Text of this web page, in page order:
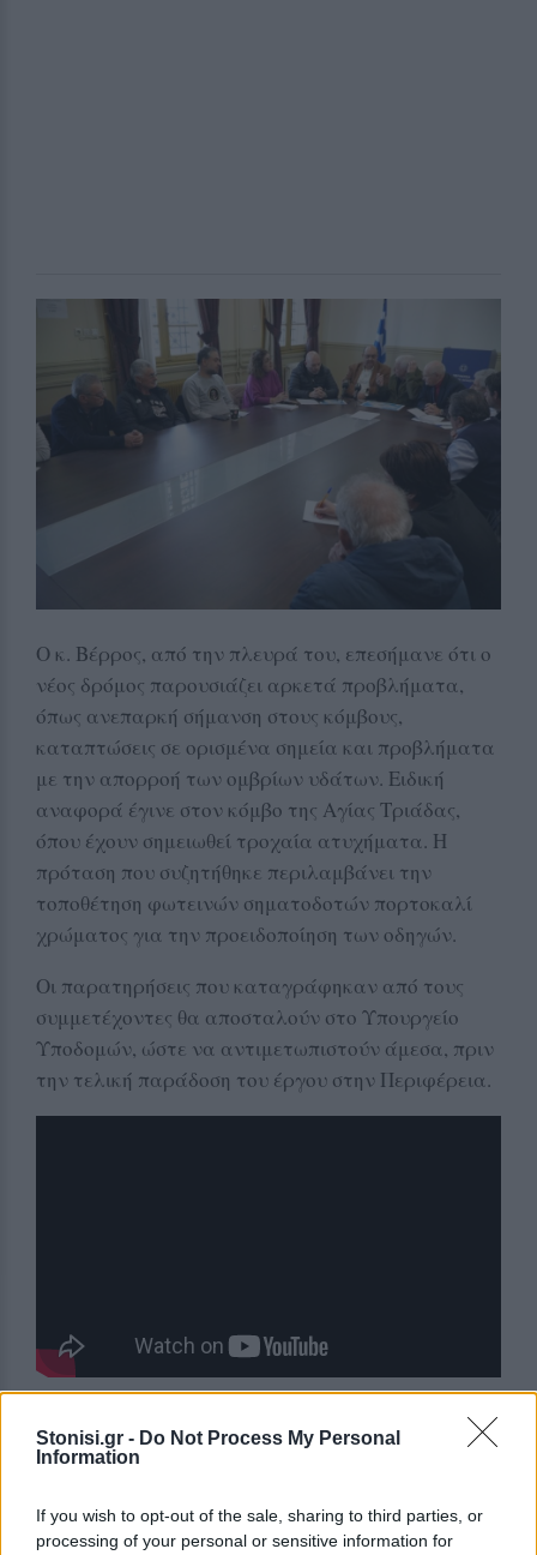
Stonisi.gr - Do Not Process My Personal
Information
If you wish to opt-out of the sale, sharing to third parties, or
processing of your personal or sensitive information for
Ο κ. Βέρρος, από την πλευρά του, επεσήμανε ότι ο
νέος δρόμος παρουσιάζει αρκετά προβλήματα,
όπως ανεπαρκή σήμανση στους κόμβους,
καταπτώσεις σε ορισμένα σημεία και προβλήματα
με την απορροή των ομβρίων υδάτων. Ειδική
αναφορά έγινε στον κόμβο της Αγίας Τριάδας,
όπου έχουν σημειωθεί τροχαία ατυχήματα. Η
πρόταση που συζητήθηκε περιλαμβάνει την
τοποθέτηση φωτεινών σηματοδοτών πορτοκαλί
χρώματος για την προειδοποίηση των οδηγών.
Οι παρατηρήσεις που καταγράφηκαν από τους
συμμετέχοντες θα αποσταλούν στο Υπουργείο
Υποδομών, ώστε να αντιμετωπιστούν άμεσα, πριν
την τελική παράδοση του έργου στην Περιφέρεια.
Δείτε περισσότερα άρθρα μας στα αποτελέσματα
αναζήτησης